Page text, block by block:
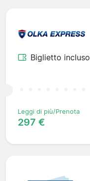
Biglietto incluso
Leggi di più/Prenota
297 €